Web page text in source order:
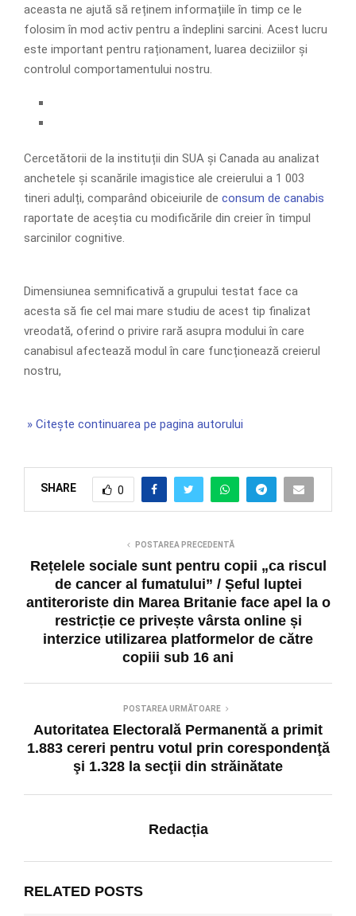
aceasta ne ajută să reținem informațiile în timp ce le
folosim în mod activ pentru a îndeplini sarcini. Acest lucru
este important pentru raționament, luarea deciziilor și
controlul comportamentului nostru.
Cercetătorii de la instituții din SUA și Canada au analizat
anchetele și scanările imagistice ale creierului a 1 003
tineri adulți, comparând obiceiurile de consum de canabis
raportate de aceștia cu modificările din creier în timpul
sarcinilor cognitive.
Dimensiunea semnificativă a grupului testat face ca
acesta să fie cel mai mare studiu de acest tip finalizat
vreodată, oferind o privire rară asupra modului în care
canabisul afectează modul în care funcționează creierul
nostru,
» Citește continuarea pe pagina autorului
SHARE 0
POSTAREA PRECEDENTĂ
Rețelele sociale sunt pentru copii „ca riscul
de cancer al fumatului” / Șeful luptei
antiteroriste din Marea Britanie face apel la o
restricție ce privește vârsta online și
interzice utilizarea platformelor de către
copiii sub 16 ani
POSTAREA URMĂTOARE
Autoritatea Electorală Permanentă a primit
1.883 cereri pentru votul prin corespondenţă
şi 1.328 la secţii din străinătate
Redacția
RELATED POSTS